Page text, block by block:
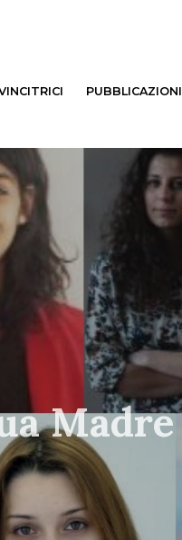
PUBBLICAZIONI
Madre